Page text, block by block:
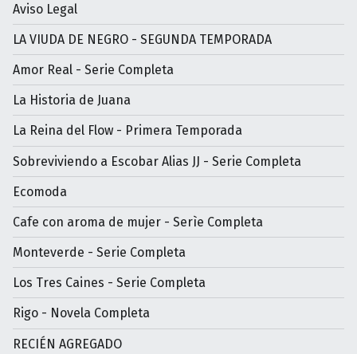
Aviso Legal
LA VIUDA DE NEGRO - SEGUNDA TEMPORADA
Amor Real - Serie Completa
La Historia de Juana
La Reina del Flow - Primera Temporada
Sobreviviendo a Escobar Alias JJ - Serie Completa
Ecomoda
Cafe con aroma de mujer - Serìe Completa
Monteverde - Serie Completa
Los Tres Caines - Serie Completa
Rigo - Novela Completa
RECIÉN AGREGADO